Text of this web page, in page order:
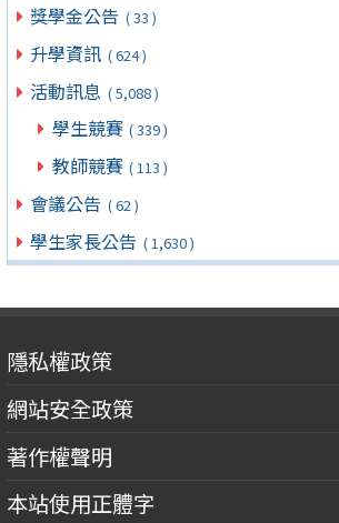
獎學金公告 ( 33 )
升學資訊 ( 624 )
活動訊息 ( 5,088 )
學生競賽 ( 339 )
教師競賽 ( 113 )
會議公告 ( 62 )
學生家長公告 ( 1,630 )
隱私權政策
網站安全政策
著作權聲明
本站使用正體字